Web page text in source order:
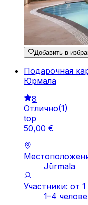
Добавить в
Подарочная
Юрмала
8
Отлично(1)
top
50,00 €
Jūrmala
Участники: от
1–4